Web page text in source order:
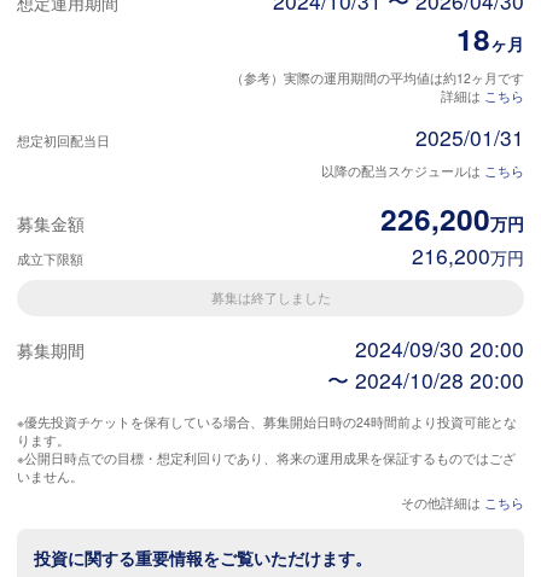
18ヶ月
（参考）実際の運用期間の平均値は約12ヶ月です
詳細は こちら
想定初回配当日 2025/01/31
以降の配当スケジュールは こちら
募集金額 226,200万円
成立下限額 216,200万円
募集は終了しました
募集期間
2024/09/30 20:00
〜 2024/10/28 20:00
※優先投資チケットを保有している場合、募集開始日時の24時間前より投資可能とな
ります。
※公開日時点での目標・想定利回りであり、将来の運用成果を保証するものではござ
いません。
その他詳細は こちら
投資に関する重要情報をご覧いただけます。